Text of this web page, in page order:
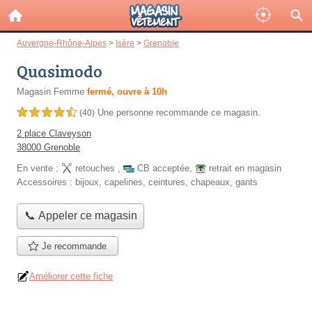
Auvergne-Rhône-Alpes > Isère > Grenoble
Quasimodo
Magasin Femme fermé, ouvre à 10h
4,5 étoiles sur 5 (40) Une personne recommande ce magasin.
2 place Claveyson
38000 Grenoble
En vente :
retouches , CB acceptée,
retrait en magasin
Accessoires : bijoux, capelines, ceintures, chapeaux, gants
📞 Appeler ce magasin
Je recommande
Améliorer cette fiche